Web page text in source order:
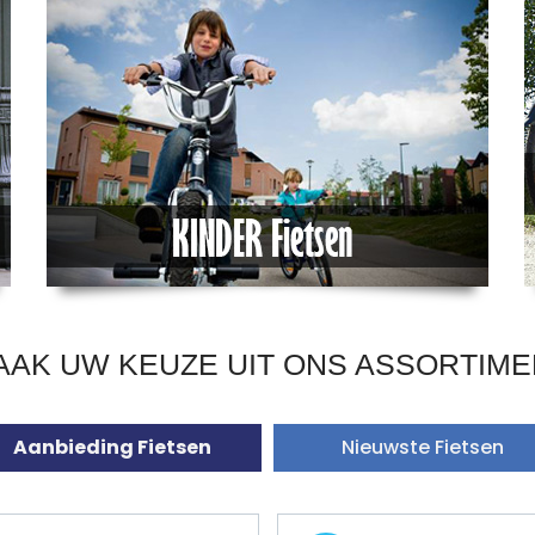
UW KEUZE UIT ONS
Aanbieding Fietsen Nieuwste Fietsen